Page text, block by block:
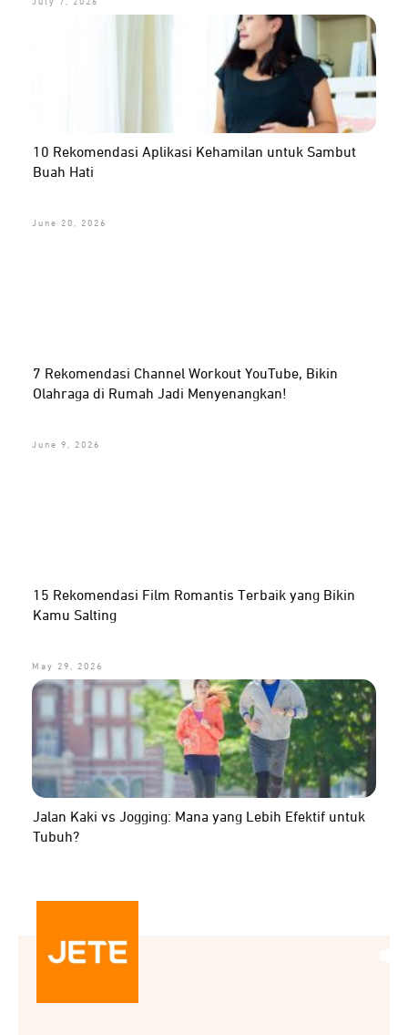
July 7, 2026
10 Rekomendasi Aplikasi Kehamilan untuk Sambut
Buah Hati
June 20, 2026
7 Rekomendasi Channel Workout YouTube, Bikin
Olahraga di Rumah Jadi Menyenangkan!
June 9, 2026
15 Rekomendasi Film Romantis Terbaik yang Bikin
Kamu Salting
May 29, 2026
Jalan Kaki vs Jogging: Mana yang Lebih Efektif untuk
Tubuh?